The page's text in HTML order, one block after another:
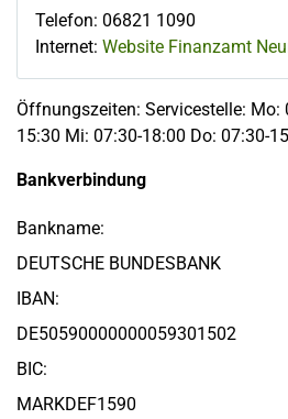
Telefon: 06821 1090
Internet: Website Finanzamt
Öffnungszeiten: Servicestelle: Mo:
15:30 Mi: 07:30-18:00 Do: 07:30-
Bankverbindung
Bankname:
DEUTSCHE BUNDESBANK
IBAN:
DE50590000000059301502
BIC:
MARKDEF1590